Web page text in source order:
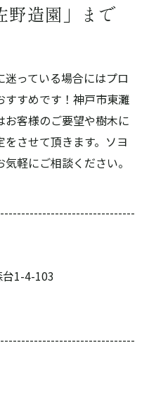
野造園」まで
っている場合にはプロ
すすめです！神戸市東灘
客様のご要望や樹木に
させて頂きます。ソヨ
軽にご相談ください。
1-4-103